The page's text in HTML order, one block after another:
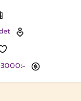
3000:-